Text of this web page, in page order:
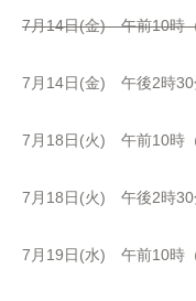
7月14日(金) 午前10時
7月14日(金) 午後2時30
7月18日(火) 午前10時（
7月18日(火) 午後2時30
7月19日(水) 午前10時（